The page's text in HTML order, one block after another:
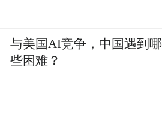
与美国AI竞争，中国遇到哪
些困难？